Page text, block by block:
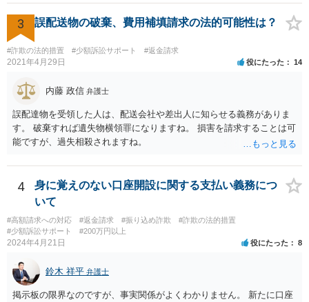
3 誤配送物の破棄、費用補填請求の法的可能性は？
#詐欺の法的措置 #少額訴訟サポート #返金請求
2021年4月29日 役にたった 14
内藤 政信 弁護士
誤配達物を受領した人は、配送会社や差出人に知らせる義務がありま
す。 破棄すれば遺失物横領罪になりますね。 損害を請求することは可
能ですが、過失相殺されますね。
4
身に覚えのない口座開設に関する支払い義務につ
いて
#高額請求への対応 #返金請求 #振り込め詐欺
#詐欺の法的措置
#少額訴訟サポート
#200万円以上
2024年4月21日 役にたった 8
鈴木 祥平 弁護士
掲示板の限界なのですが、事実関係がよくわかりません。 新たに口座